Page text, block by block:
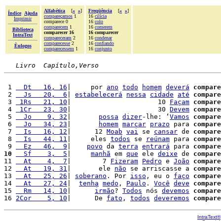
Índice
Ajuda
Imprimir
Biblioteca
IntraText
Èulogos
Alfabética [« »]
compareçamos 1
comparece 0
comparecem 1
comparecer 16
compareceram 2
comparecesse 2
comparecessem 1
Freqüência [« »]
16 cilícia
16 colo
16 comerem
16 comparecer
16 condenar
16 confiando
16 conjunto
Livro  Capítulo,Verso
1
  Dt   16, 16
|     por ano todo homem deverá
2
  Js   20,  6
estabelecerá nessa cidade até
3
1Rs   21, 10 |                      10 Façam
4
1Cr   23, 30 |                      30 Devem
5
  Jo    9, 32
possa dizer-lhe: ‘ Vamos
6
  Jo   34, 23
homem marcar prazo para
7
  Is   16, 12
|      12 Moab vai se cansar de
8
  Is   44, 11
|     eles todos se reúnam para
9
  Ez   46,  9
povo da terra entrará para
10
  Sf    3,  5
manhã em que ele deixe de
11
  At    4,  7
|        7 Fizeram Pedro e João
12
  At   19, 31
|       ele não se arriscasse a
13
  At   25, 26
soberano . Por isso , eu o faço
14
  At   27, 24
tenha medo , Paulo . Você deve
15
  Rm   14, 10
irmão? Todos nós devemos
16 2Cor    5, 10 |      De fato , todos deveremos
IntraText®